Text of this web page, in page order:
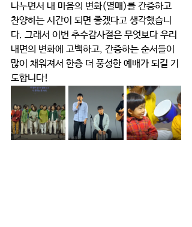
나누면서 내 마음의 변화(열매)를 간증하고
찬양하는 시간이 되면 좋겠다고 생각했습니
다. 그래서 이번 추수감사절은 무엇보다 우리
내면의 변화에 고백하고, 간증하는 순서들이
많이 채워져서 한층 더 풍성한 예배가 되길 기
도합니다!